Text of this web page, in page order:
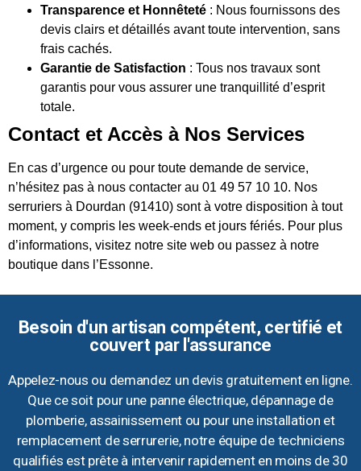
Transparence et Honnêteté : Nous fournissons des
devis clairs et détaillés avant toute intervention, sans
frais cachés.
Garantie de Satisfaction : Tous nos travaux sont
garantis pour vous assurer une tranquillité d’esprit
totale.
Contact et Accès à Nos Services
En cas d’urgence ou pour toute demande de service,
n’hésitez pas à nous contacter au 01 49 57 10 10. Nos
serruriers à Dourdan (91410) sont à votre disposition à tout
moment, y compris les week-ends et jours fériés. Pour plus
d’informations, visitez notre site web ou passez à notre
boutique dans l’Essonne.
Besoin d'un artisan compétent, certifié et
couvert par l'assurance
Appelez-nous ou demandez un devis gratuitement en ligne.
Que ce soit pour une panne électrique, dépannage de
plomberie, assainissement ou pour une installation et
remplacement de serrurerie, notre équipe de techniciens
qualifiés est prête à intervenir rapidement en moins de 30